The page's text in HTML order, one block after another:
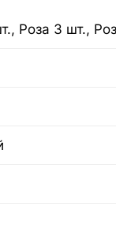
Роза 3 шт.,